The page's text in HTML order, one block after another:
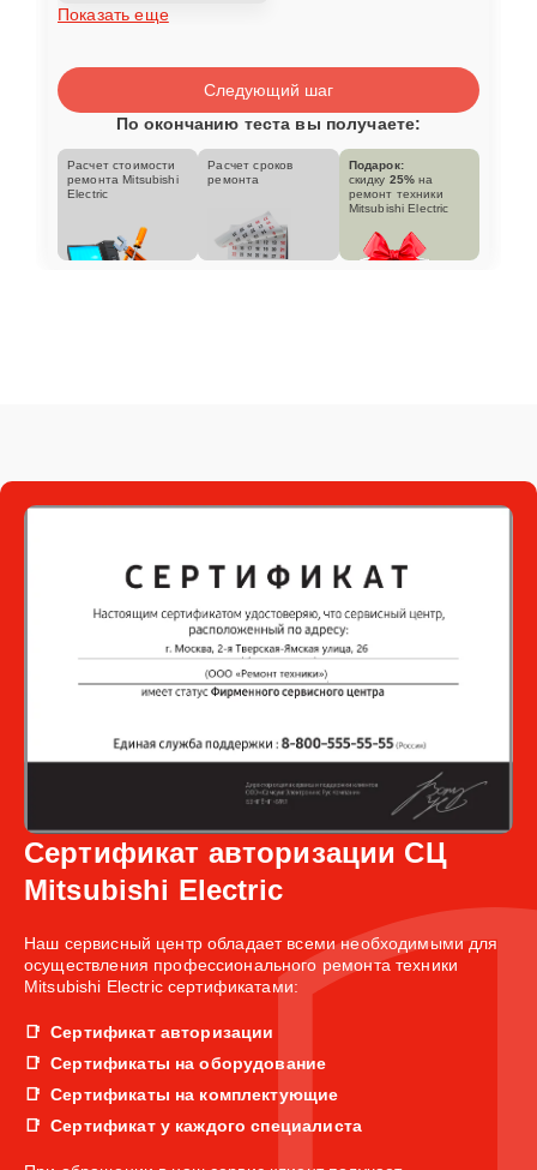
Показать еще
Следующий шаг
По окончанию теста вы получаете:
Расчет стоимости
ремонта Mitsubishi
Electric
Расчет сроков
ремонта
Подарок:
скидку 25% на
ремонт техники
Mitsubishi Electric
Сертификат авторизации СЦ
Mitsubishi Electric
Наш сервисный центр обладает всеми необходимыми для
осуществления профессионального ремонта техники
Mitsubishi Electric сертификатами:
Сертификат авторизации
Сертификаты на оборудование
Сертификаты на комплектующие
Сертификат у каждого специалиста